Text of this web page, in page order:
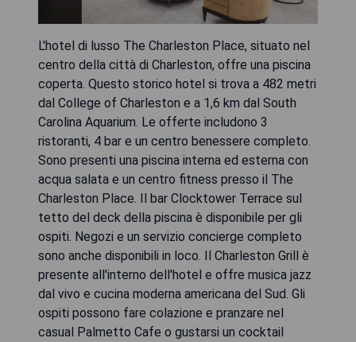
L'hotel di lusso The Charleston Place, situato nel
centro della città di Charleston, offre una piscina
coperta. Questo storico hotel si trova a 482 metri
dal College of Charleston e a 1,6 km dal South
Carolina Aquarium. Le offerte includono 3
ristoranti, 4 bar e un centro benessere completo.
Sono presenti una piscina interna ed esterna con
acqua salata e un centro fitness presso il The
Charleston Place. Il bar Clocktower Terrace sul
tetto del deck della piscina è disponibile per gli
ospiti. Negozi e un servizio concierge completo
sono anche disponibili in loco. Il Charleston Grill è
presente all'interno dell'hotel e offre musica jazz
dal vivo e cucina moderna americana del Sud. Gli
ospiti possono fare colazione e pranzare nel
casual Palmetto Cafe o gustarsi un cocktail